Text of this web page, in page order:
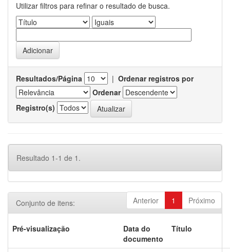
Utilizar filtros para refinar o resultado de busca.
Resultados/Página | Ordenar registros por
Ordenar
Registro(s)
Resultado 1-1 de 1.
Anterior 1 Próximo
Conjunto de itens:
Pré-visualização
Data do
documento
Título